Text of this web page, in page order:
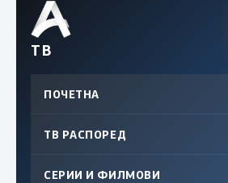
ТВ
ПОЧЕТНА
ТВ РАСПОРЕД
СЕРИИ И ФИЛМОВИ